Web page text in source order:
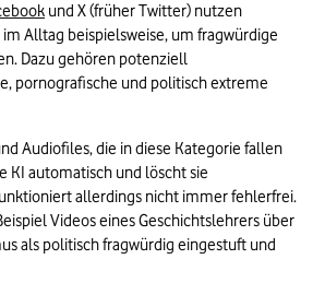
und X (früher Twitter) nutzen
Alltag beispielsweise, um fragwürdige
Dazu gehören potenziell
pornografische und politisch extreme
Audiofiles, die in diese Kategorie fallen
KI automatisch und löscht sie
allerdings nicht immer fehlerfrei.
Videos eines Geschichtslehrers über
als politisch fragwürdig eingestuft und